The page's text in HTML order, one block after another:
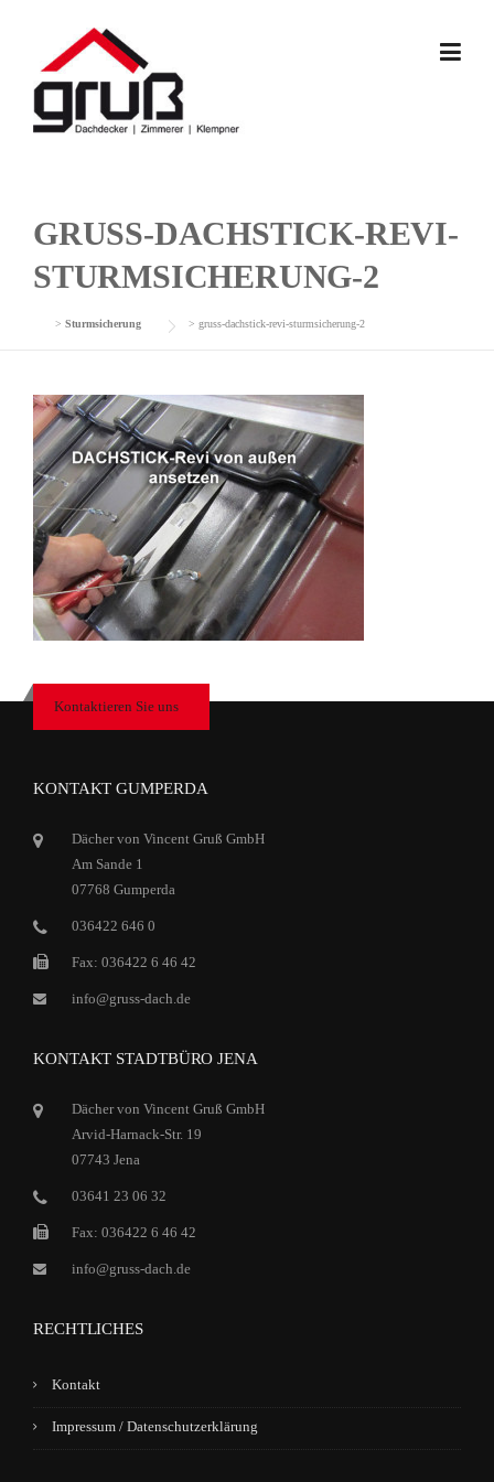
GRUSS-DACHSTICK-REVI-
STURMSICHERUNG-2
> Sturmsicherung > gruss-dachstick-revi-sturmsicherung-2
Kontaktieren Sie uns
KONTAKT GUMPERDA
Dächer von Vincent Gruß GmbH
Am Sande 1
07768 Gumperda
036422 646 0
Fax: 036422 6 46 42
info@gruss-dach.de
KONTAKT STADTBÜRO JENA
Dächer von Vincent Gruß GmbH
Arvid-Harnack-Str. 19
07743 Jena
03641 23 06 32
Fax: 036422 6 46 42
info@gruss-dach.de
RECHTLICHES
Kontakt
Impressum / Datenschutzerklärung